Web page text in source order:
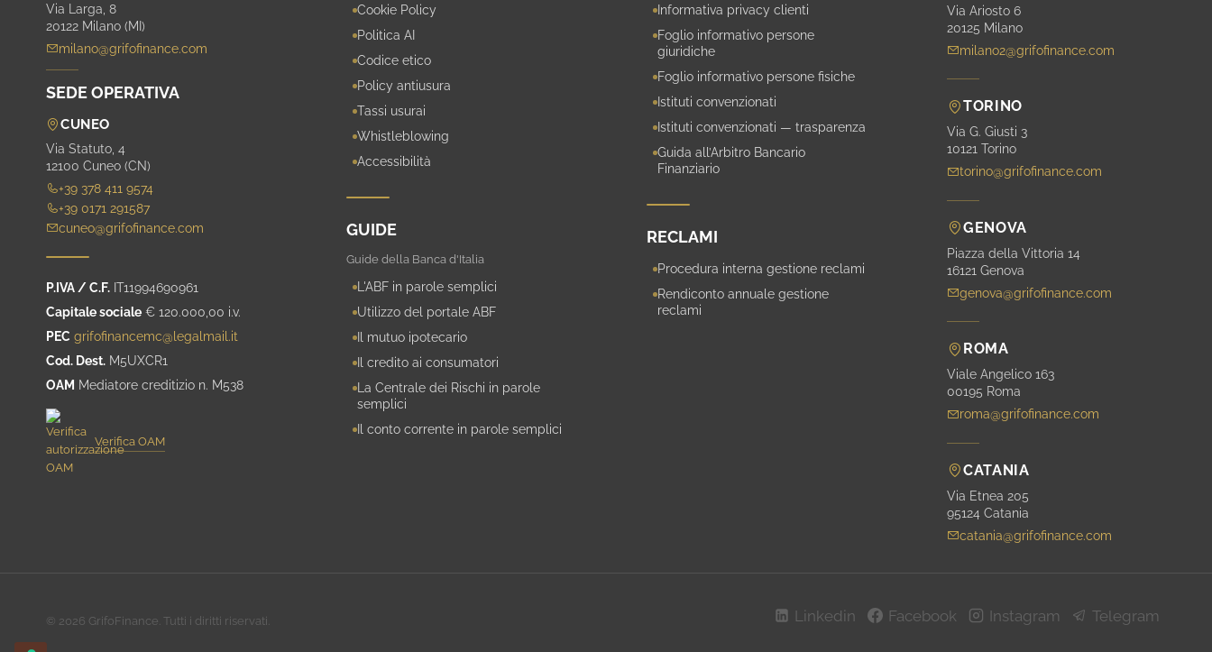
Via Larga, 8
20122 Milano (MI)
milano@grifofinance.com
SEDE OPERATIVA
CUNEO
Via Statuto, 4
12100 Cuneo (CN)
+39 378 411 9574
+39 0171 291587
cuneo@grifofinance.com
P.IVA / C.F. IT11994690961
Capitale sociale € 120.000,00 i.v.
PEC grifofinancemc@legalmail.it
Cod. Dest. M5UXCR1
OAM Mediatore creditizio n. M538
Verifica OAM
Cookie Policy
Politica AI
Codice etico
Policy antiusura
Tassi usurai
Whistleblowing
Accessibilità
GUIDE
Guide della Banca d'Italia
L'ABF in parole semplici
Utilizzo del portale ABF
Il mutuo ipotecario
Il credito ai consumatori
La Centrale dei Rischi in parole
semplici
Il conto corrente in parole semplici
Informativa privacy clienti
Foglio informativo persone
giuridiche
Foglio informativo persone fisiche
Istituti convenzionati
Istituti convenzionati — trasparenza
Guida all’Arbitro Bancario
Finanziario
RECLAMI
Procedura interna gestione reclami
Rendiconto annuale gestione
reclami
Via Ariosto 6
20125 Milano
milano2@grifofinance.com
TORINO
Via G. Giusti 3
10121 Torino
torino@grifofinance.com
GENOVA
Piazza della Vittoria 14
16121 Genova
genova@grifofinance.com
ROMA
Viale Angelico 163
00195 Roma
roma@grifofinance.com
CATANIA
Via Etnea 205
95124 Catania
catania@grifofinance.com
© 2026 GrifoFinance. Tutti i diritti riservati. Linkedin Facebook Instagram Telegram